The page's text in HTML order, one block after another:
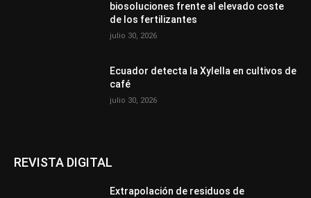
biosoluciones frente al elevado coste
de los fertilizantes
julio 30, 2026
Ecuador detecta la Xylella en cultivos de
café
julio 30, 2026
REVISTA DIGITAL
Extrapolación de residuos de